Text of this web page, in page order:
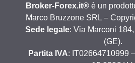
Broker-Forex.it® è un
Marco Bruzzone SRL –
Sede legale: Via Marconi
(GE).
Partita IVA: IT02664710999